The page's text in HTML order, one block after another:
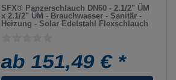
SFX® Panzerschlauch DN60 - 2.1/2" ÜM
x 2.1/2" ÜM - Brauchwasser - Sanitär -
Heizung - Solar Edelstahl Flexschlauch
ab 151,49 € *